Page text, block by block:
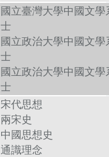
國立臺灣大學中國文學
士
國立政治大學中國文學
士
國立政治大學中國文學
士
宋代思想
兩宋史
中國思想史
通識理念